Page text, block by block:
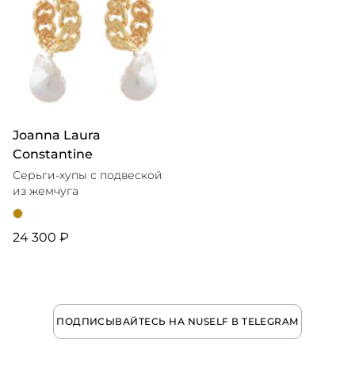
Joanna Laura
Constantine
Серьги-хупы с подвеской
из жемчуга
24 300 ₽
ПОДПИСЫВАЙТЕСЬ НА NUSELF В TELEGRAM